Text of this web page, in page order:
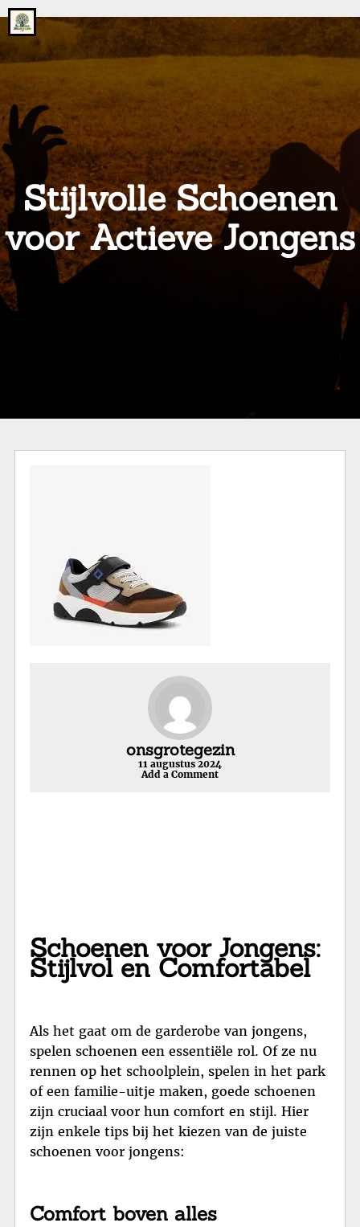
Go
to
the
home
onsgrotegezin.nl
Stijlvolle Schoenen
voor Actieve Jongens
onsgrotegezin
11 augustus 2024
Add a Comment
Schoenen voor Jongens:
Stijlvol en Comfortabel
Als het gaat om de garderobe van jongens,
spelen schoenen een essentiële rol. Of ze nu
rennen op het schoolplein, spelen in het park
of een familie-uitje maken, goede schoenen
zijn cruciaal voor hun comfort en stijl. Hier
zijn enkele tips bij het kiezen van de juiste
schoenen voor jongens:
Comfort boven alles